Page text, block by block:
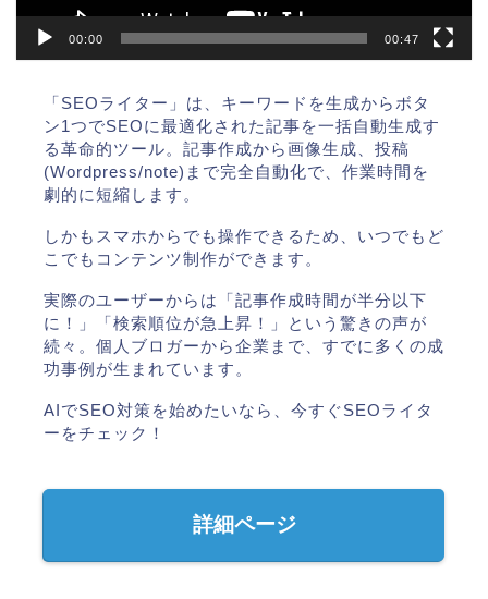
00:00 00:47
「SEOライター」は、キーワードを生成からボタ
ン1つでSEOに最適化された記事を一括自動生成す
る革命的ツール。記事作成から画像生成、投稿
(Wordpress/note)まで完全自動化で、作業時間を
劇的に短縮します。
しかもスマホからでも操作できるため、いつでもど
こでもコンテンツ制作ができます。
実際のユーザーからは「記事作成時間が半分以下
に！」「検索順位が急上昇！」という驚きの声が
続々。個人ブロガーから企業まで、すでに多くの成
功事例が生まれています。
AIでSEO対策を始めたいなら、今すぐSEOライタ
ーをチェック！
詳細ページ